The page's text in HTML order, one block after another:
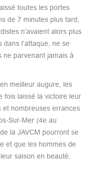
toutes les portes
de 7 minutes plus tard,
n’avaient alors plus
dans l’attaque, ne se
ne parvenant jamais à
meilleur augure, les
fois laissé la victoire leur
et nombreuses errances
Sur-Mer (4e au
la JAVCM pourront se
et que les hommes de
saison en beauté.